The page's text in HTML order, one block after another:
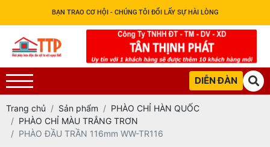
BẠN TRAO CƠ HỘI - CHÚNG TÔI ĐỔI LẤY SỰ HÀI LÒNG
DIỄN ĐÀN
Trang chủ Sản phẩm
PHÀO CHỈ HÀN QUỐC
PHÀO CHỈ MÀU TRẮNG TRƠN
PHÀO ĐẦU TRẦN 116mm WW-TR116